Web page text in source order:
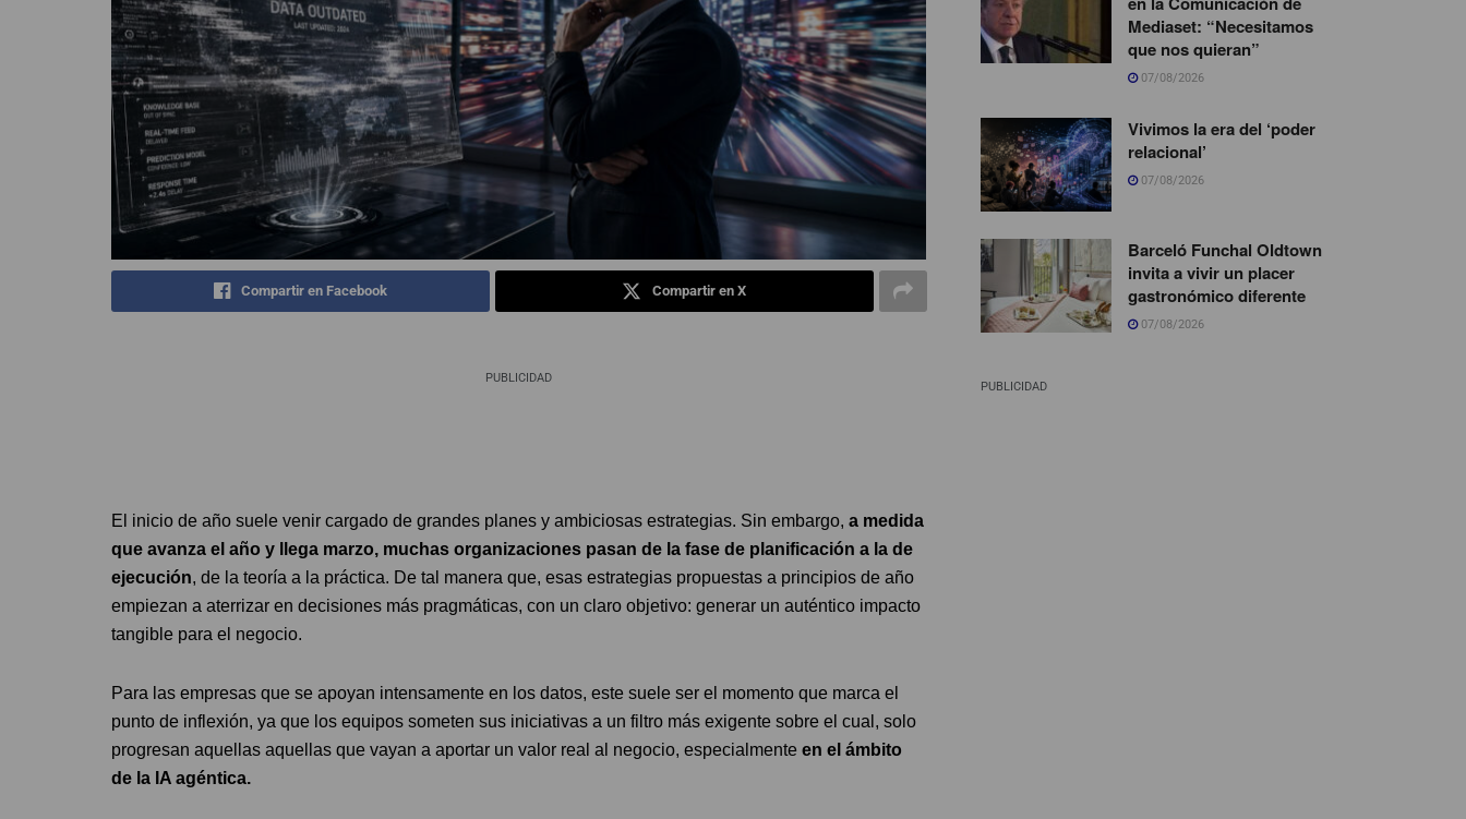
Compartir en Facebook Compartir en X
PUBLICIDAD
El inicio de año suele venir cargado de grandes planes y ambiciosas estrategias. Sin embargo, a medida
que avanza el año y llega marzo, muchas organizaciones pasan de la fase de planificación a la de
ejecución, de la teoría a la práctica. De tal manera que, esas estrategias propuestas a principios de año
empiezan a aterrizar en decisiones más pragmáticas, con un claro objetivo: generar un auténtico impacto
tangible para el negocio.
Para las empresas que se apoyan intensamente en los datos, este suele ser el momento que marca el
punto de inflexión, ya que los equipos someten sus iniciativas a un filtro más exigente sobre el cual, solo
progresan aquellas aquellas que vayan a aportar un valor real al negocio, especialmente en el ámbito
de la IA agéntica.
Mediaset: “Necesitamos
que nos quieran”
07/08/2026
Vivimos la era del ‘poder
relacional’
07/08/2026
Barceló Funchal Oldtown
invita a vivir un placer
gastronómico diferente
07/08/2026
PUBLICIDAD